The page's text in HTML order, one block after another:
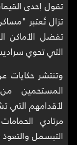
تقول إحدى
تزال تُعتبر
تفضل الأماكن
التي تحوي
وتنتشر حكايات
المستحمين
لأقدامهم التي
مرتادي
التبسمل